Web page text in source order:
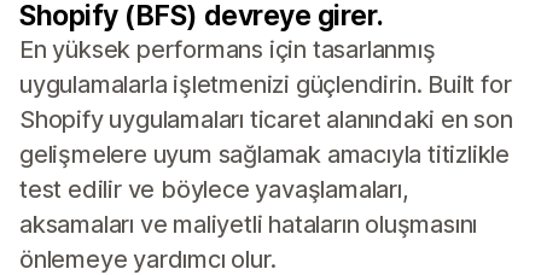
Shopify (BFS) devreye girer.
En yüksek performans için tasarlanmış
uygulamalarla işletmenizi güçlendirin. Built for
Shopify uygulamaları ticaret alanındaki en son
gelişmelere uyum sağlamak amacıyla titizlikle
test edilir ve böylece yavaşlamaları,
aksamaları ve maliyetli hataların oluşmasını
önlemeye yardımcı olur.